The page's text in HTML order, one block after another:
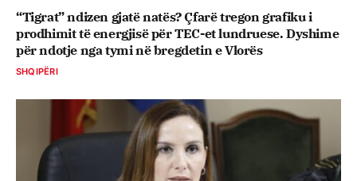
“Tigrat” ndizen gjatë natës? Çfarë tregon grafiku i
prodhimit të energjisë për TEC-et lundruese. Dyshime
për ndotje nga tymi në bregdetin e Vlorës
SHQIPËRI